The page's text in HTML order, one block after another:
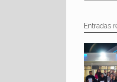
Entradas